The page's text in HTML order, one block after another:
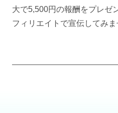
大で5,500円の報酬をプレゼ
フィリエイトで宣伝してみま